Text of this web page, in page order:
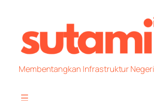
content
Membentangkan Infrastruktur Negeri